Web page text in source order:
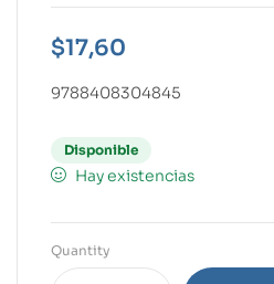
$17,60
9788408304845
Disponible
Hay existencias
Quantity